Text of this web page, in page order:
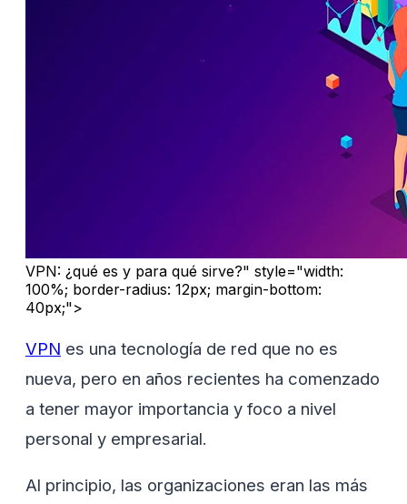
VPN: ¿qué es y para qué sirve?" style="width:
100%; border-radius: 12px; margin-bottom:
40px;">
VPN es una tecnología de red que no es
nueva, pero en años recientes ha comenzado
a tener mayor importancia y foco a nivel
personal y empresarial.
Al principio, las organizaciones eran las más